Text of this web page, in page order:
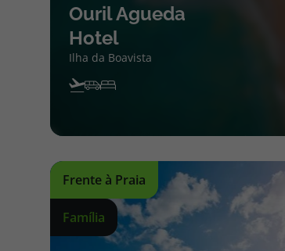
Ouril Agueda
Hotel
Ilha da Boavista
Frente à Praia
Família